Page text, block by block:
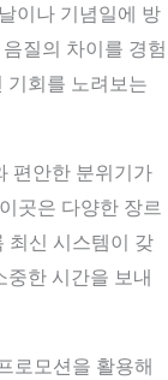
이나 기념일에 방
질의 차이를 경험
기회를 노려보는
편안한 분위기가
곳은 다양한 장르
최신 시스템이 갖
중한 시간을 보내
로모션을 활용해